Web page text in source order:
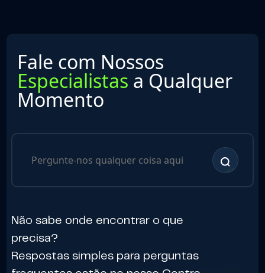
Fale com Nossos
Especialistas a Qualquer
Momento
Não sabe onde encontrar o que
precisa?
Respostas simples para perguntas